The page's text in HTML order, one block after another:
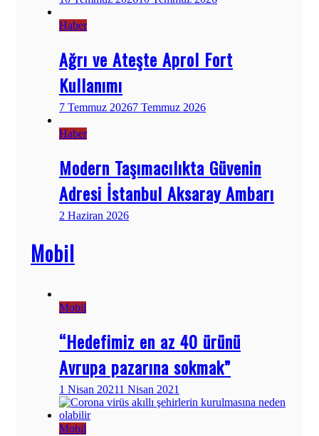
Haber
Ağrı ve Ateşte Aprol Fort
Kullanımı
7 Temmuz 20267 Temmuz 2026
Haber
Modern Taşımacılıkta Güvenin
Adresi İstanbul Aksaray Ambarı
2 Haziran 2026
Mobil
Mobil
“Hedefimiz en az 40 ürünü
Avrupa pazarına sokmak”
1 Nisan 20211 Nisan 2021
Mobil